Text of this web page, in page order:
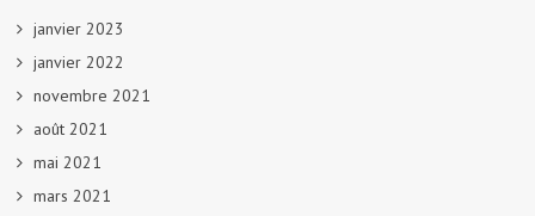
janvier 2023
janvier 2022
novembre 2021
août 2021
mai 2021
mars 2021